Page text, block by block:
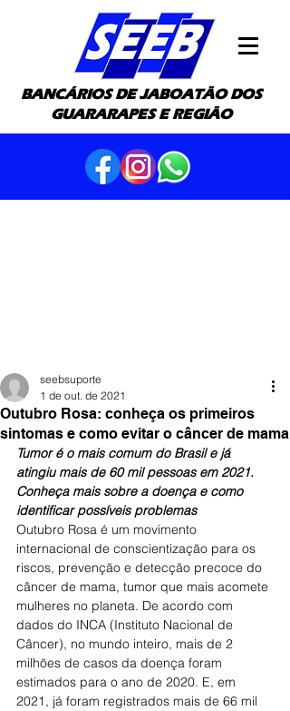
BANCÁRIOS DE JABOATÃO DOS
GUARARAPES E REGIÃO
Outubro Rosa: conheça os primeiros
sintomas e como evitar o câncer de mama
seebsuporte
1 de out. de 2021
Tumor é o mais comum do Brasil e já
atingiu mais de 60 mil pessoas em 2021.
Conheça mais sobre a doença e como
identificar possíveis problemas
Outubro Rosa é um movimento
internacional de conscientização para os
riscos, prevenção e detecção precoce do
câncer de mama, tumor que mais acomete
mulheres no planeta. De acordo com
dados do INCA (Instituto Nacional de
Câncer), no mundo inteiro, mais de 2
milhões de casos da doença foram
estimados para o ano de 2020. E, em
2021, já foram registrados mais de 66 mil